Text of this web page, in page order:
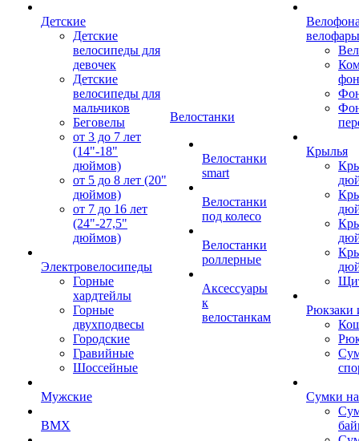
Детские
Детские
велосипеды для
девочек
Детские
велосипеды для
мальчиков
Беговелы
от 3 до 7 лет
(14"-18"
дюймов)
от 5 до 8 лет (20"
дюймов)
от 7 до 16 лет
(24"-27,5"
дюймов)
Электровелосипеды
Горные
хардтейлы
Горные
двухподвесы
Городские
Гравийные
Шоссейные
Мужские
BMX
Велостанки
Велостанки
smart
Велостанки
под колесо
Велостанки
роллерные
Аксессуары
к
велостанкам
велофары
Крылья
Рюкзаки
Сумки